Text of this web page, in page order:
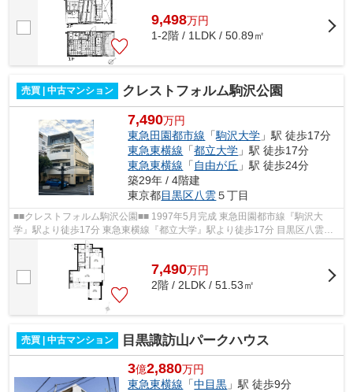
9,498万円
1-2階 / 1LDK / 50.89㎡
売買 | 中古マンション クレストフォルム駒沢公園
7,490万円
東急田園都市線 「駒沢大学 」駅 徒歩17分
東急東横線 「都立大学 」駅 徒歩17分
東急東横線 「 自由が丘 」駅 徒歩24分
築29年 / 4階建
東京都目黒区八雲５丁目
■■クレストフォルム駒沢公園■■ 1997年5月完成 東急田園都市線『駒沢大
学』駅より徒歩17分 東急東横線『都立大学』駅より徒歩17分 目黒区八雲の
閑静な住宅街に位置した静かな環境 駒...
7,490万円
2階 / 2LDK / 51.53㎡
売買 | 中古マンション 目黒諏訪山パークハウス
3億2,880万円
東急東横線 「中目黒 」駅 徒歩9分